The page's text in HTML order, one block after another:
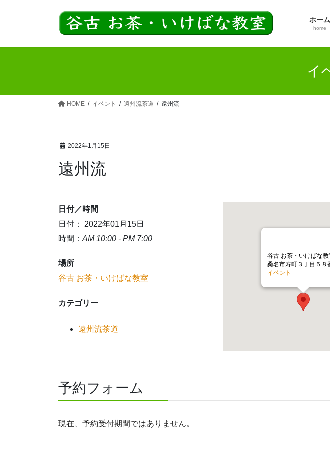
ホーム
home
イ
HOME イベント 遠州流茶道 遠州流
2022年1月15日
遠州流
谷古 お茶・いけばな教
桑名市寿町３丁目５８
イベント
日付／時間
日付： 2022年01月15日
時間： AM 10:00 - PM 7:00
場所
谷古 お茶・いけばな教室
カテゴリー
遠州流茶道
予約フォーム
現在、予約受付期間ではありません。